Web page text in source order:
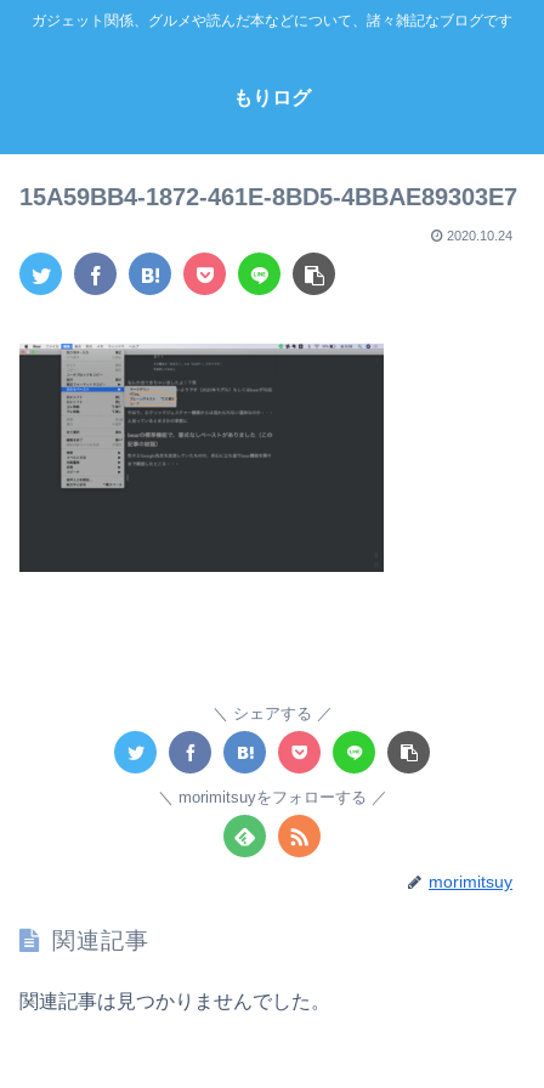
ガジェット関係、グルメや読んだ本などについて、諸々雑記なブログです
もりログ
15A59BB4-1872-461E-8BD5-4BBAE89303E7
2020.10.24
シェアする
morimitsuyをフォローする
morimitsuy
関連記事
関連記事は見つかりませんでした。